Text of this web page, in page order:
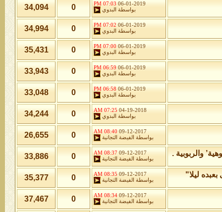
06-01-2019
07:03 PM
بواسطة
البدوي 0
34,094
06-01-2019
07:02 PM
بواسطة
البدوي 0
34,994
06-01-2019
07:00 PM
بواسطة
البدوي 0
35,431
06-01-2019
06:59 PM
بواسطة
البدوي 0
33,943
06-01-2019
06:58 PM
بواسطة
البدوي 0
33,048
04-19-2018
07:25 AM
بواسطة
البدوي 0
34,244
09-12-2017
08:40 AM
بواسطة
الفيضة التجانية 0
26,655
09-12-2017
08:37 AM
بواسطة
الفيضة التجانية 0
33,886
09-12-2017
08:35 AM
بواسطة
الفيضة التجانية 0
35,377
09-12-2017
08:34 AM
بواسطة
الفيضة التجانية 0
37,467